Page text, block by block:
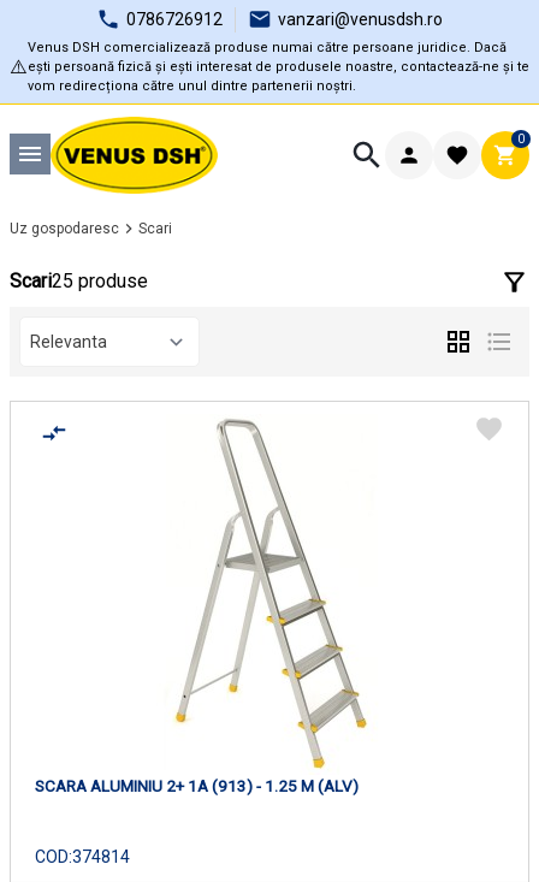
0786726912 vanzari@venusdsh.ro
⚠️
Venus DSH comercializează produse numai către persoane juridice. Dacă
ești persoană fizică și ești interesat de produsele noastre, contactează-ne și te
vom redirecționa către unul dintre partenerii noștri.
0
Uz gospodaresc Scari
Scari25 produse
SCARA ALUMINIU 2+ 1A (913) - 1.25 M (ALV)
COD:374814